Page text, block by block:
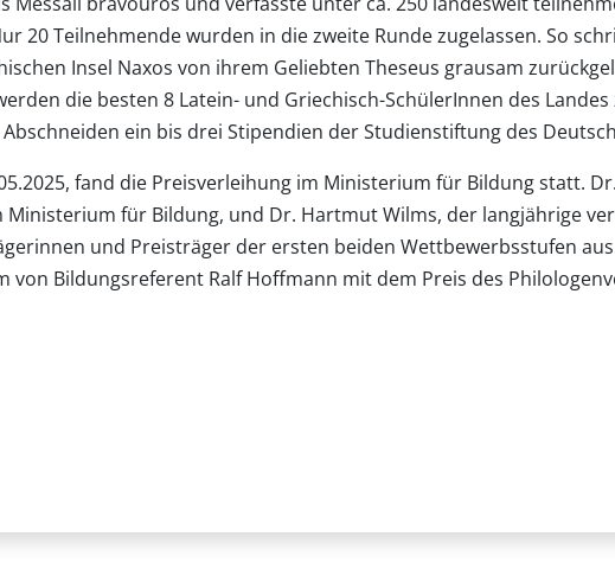
20 Teilnehmende wurden in die zweite Runde zugelassen. So
Insel Naxos von ihrem Geliebten Theseus grausam
die besten 8 Latein- und Griechisch-SchülerInnen des
ein bis drei Stipendien der Studienstiftung des
fand die Preisverleihung im Ministerium für Bildung statt.
Ministerium für Bildung, und Dr. Hartmut Wilms, der langjährige
und Preisträger der ersten beiden Wettbewerbsstufen
von Bildungsreferent Ralf Hoffmann mit dem Preis des